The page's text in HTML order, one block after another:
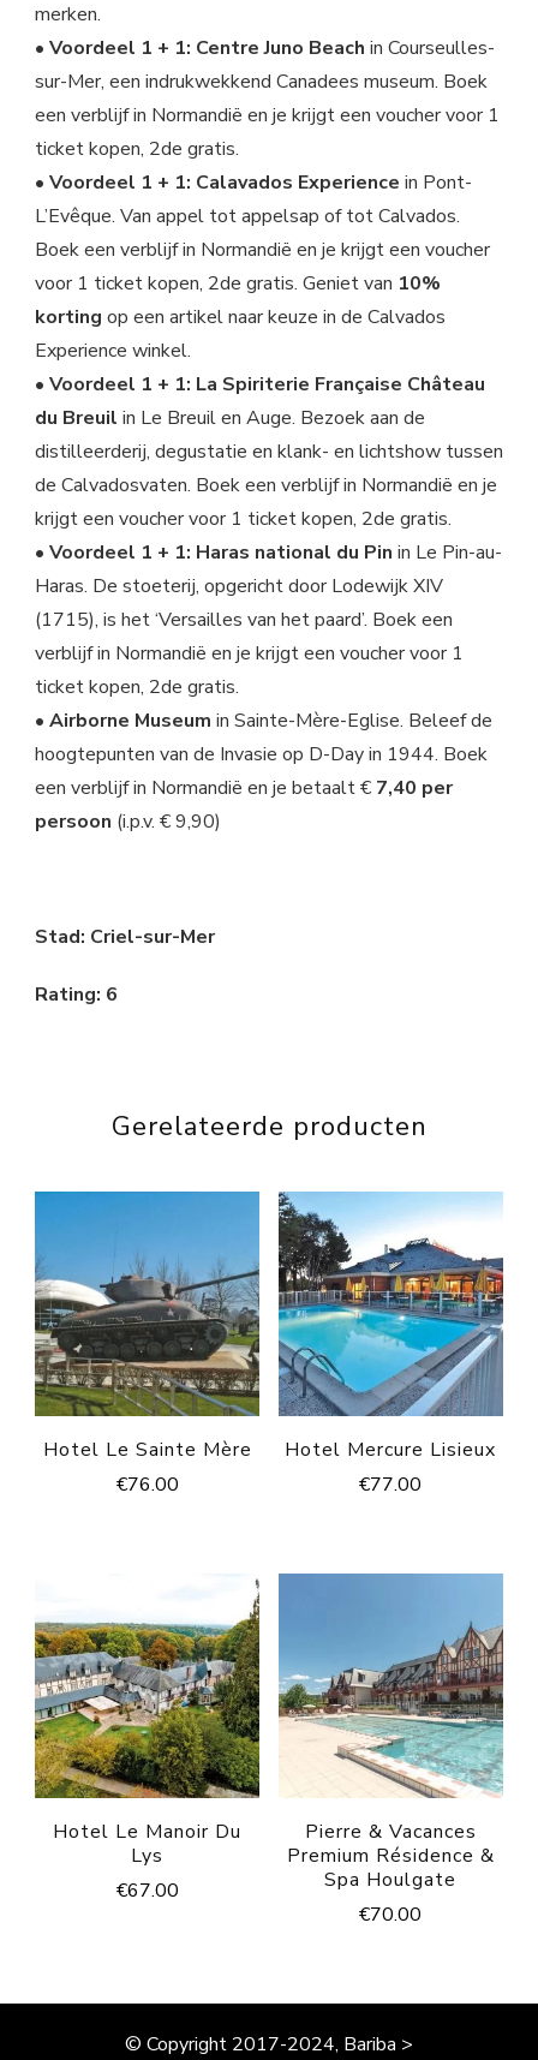
merken.
• Voordeel 1 + 1: Centre Juno Beach in Courseulles-
sur-Mer, een indrukwekkend Canadees museum. Boek
een verblijf in Normandië en je krijgt een voucher voor 1
ticket kopen, 2de gratis.
• Voordeel 1 + 1: Calavados Experience in Pont-
L’Evêque. Van appel tot appelsap of tot Calvados.
Boek een verblijf in Normandië en je krijgt een voucher
voor 1 ticket kopen, 2de gratis. Geniet van 10%
korting op een artikel naar keuze in de Calvados
Experience winkel.
• Voordeel 1 + 1: La Spiriterie Française Château
du Breuil in Le Breuil en Auge. Bezoek aan de
distilleerderij, degustatie en klank- en lichtshow tussen
de Calvadosvaten. Boek een verblijf in Normandië en je
krijgt een voucher voor 1 ticket kopen, 2de gratis.
• Voordeel 1 + 1: Haras national du Pin in Le Pin-au-
Haras. De stoeterij, opgericht door Lodewijk XIV
(1715), is het ‘Versailles van het paard’. Boek een
verblijf in Normandië en je krijgt een voucher voor 1
ticket kopen, 2de gratis.
• Airborne Museum in Sainte-Mère-Eglise. Beleef de
hoogtepunten van de Invasie op D-Day in 1944. Boek
een verblijf in Normandië en je betaalt € 7,40 per
persoon (i.p.v. € 9,90)
Stad: Criel-sur-Mer
Rating: 6
Gerelateerde producten
Hotel Le Sainte Mère
€76.00
Hotel Mercure Lisieux
€77.00
Hotel Le Manoir Du
Lys
€67.00
Pierre & Vacances
Premium Résidence &
Spa Houlgate
€70.00
© Copyright 2017-2024, Bariba >